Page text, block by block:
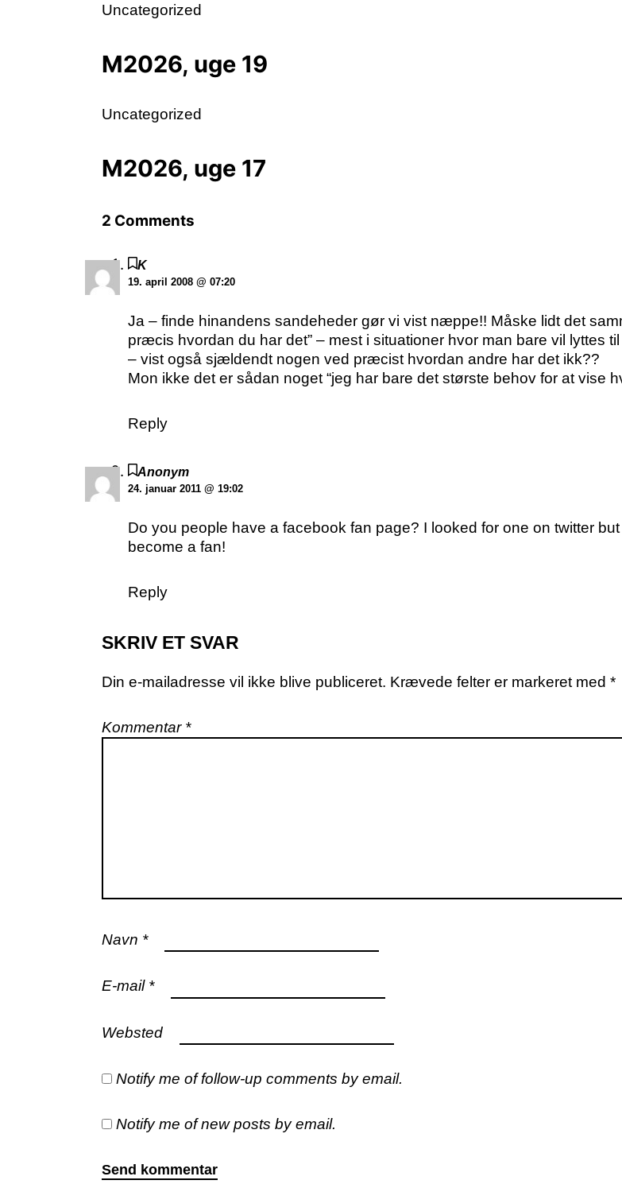
Uncategorized
M2026, uge 19
Uncategorized
M2026, uge 17
2 Comments
K
19. april 2008 @ 07:20
Ja – finde hinandens sandeheder gør vi vist næppe!! Måske lidt det
præcis hvordan du har det” – mest i situationer hvor man bare vil lyttes
– vist også sjældendt nogen ved præcist hvordan andre har det ikk??
Mon ikke det er sådan noget “jeg har bare det største behov for at vise
Reply
Anonym
24. januar 2011 @ 19:02
Do you people have a facebook fan page? I looked for one on twitter
become a fan!
Reply
SKRIV ET SVAR
Din e-mailadresse vil ikke blive publiceret. Krævede felter er markeret med *
Kommentar *
Navn *
E-mail *
Websted
Notify me of follow-up comments by email.
Notify me of new posts by email.